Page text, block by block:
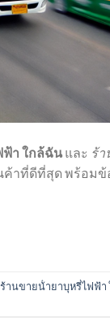
ฟ้า ใกล้ฉัน และ ร้
าที่ดีที่สุด พร้อมข้
ร้านขายน้ํายาบุหรี่ไฟฟ้า